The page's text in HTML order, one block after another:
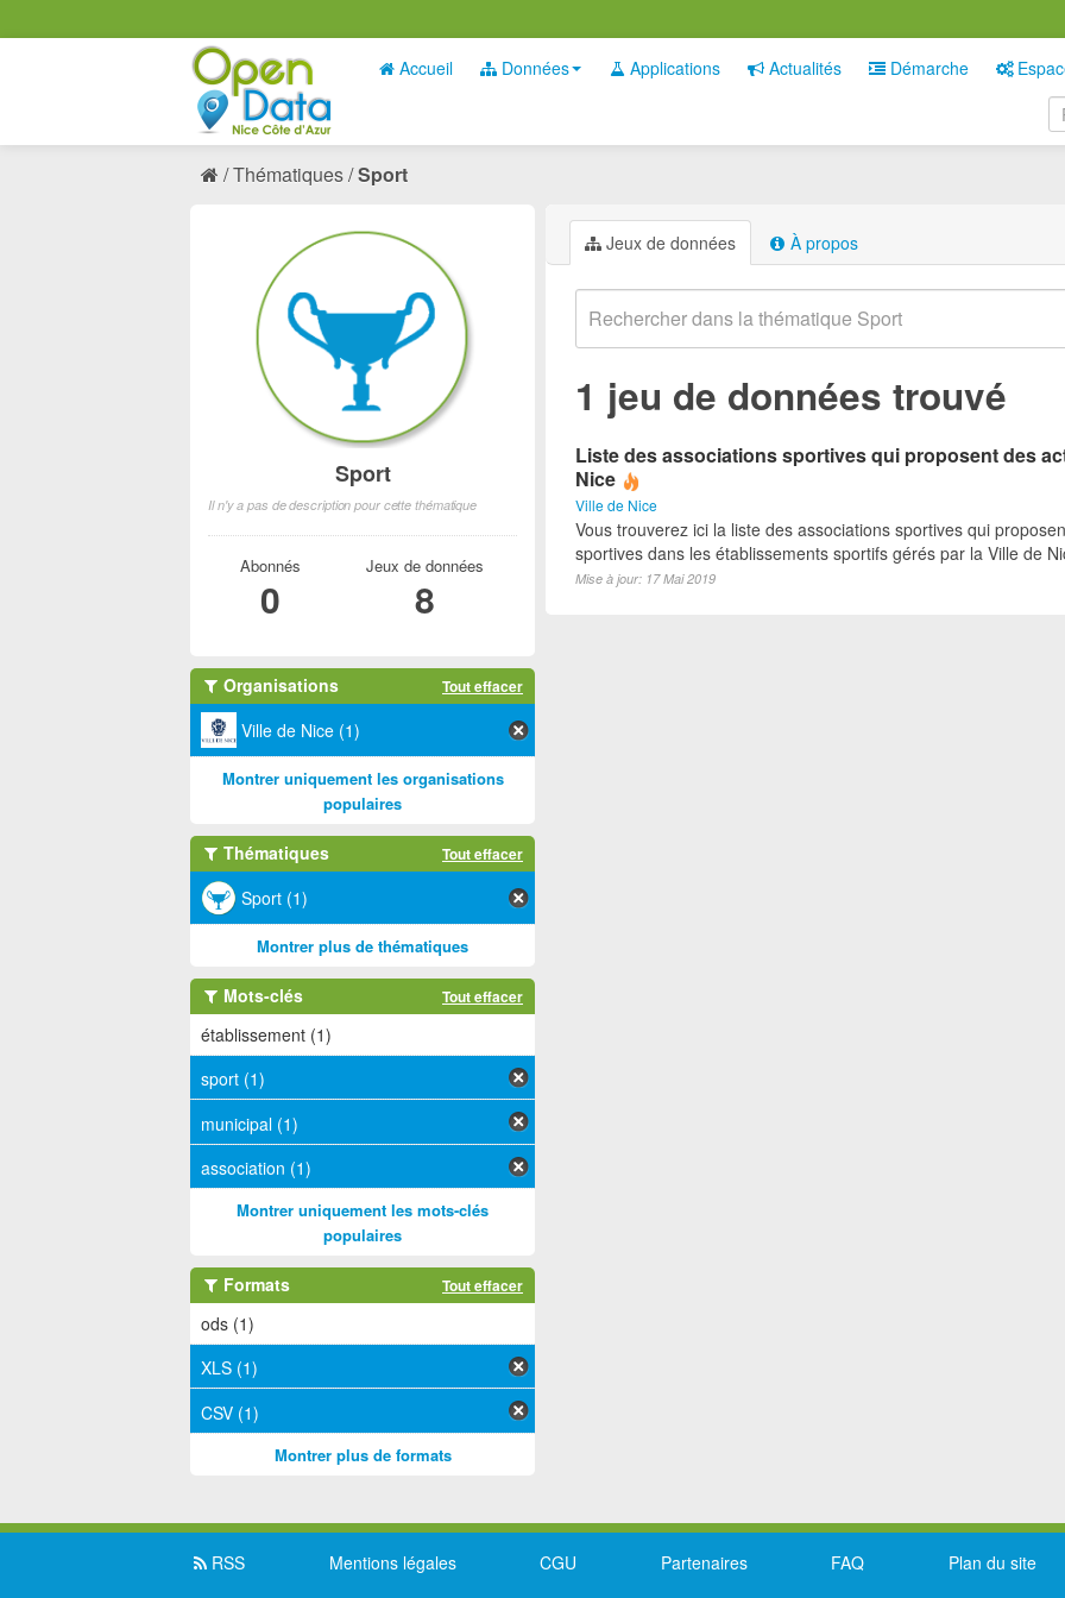
Accueil Données Applications Actualités Démarche
Thématiques Sport
Jeux de données À propos
1 jeu de données trouvé
Liste des associations sportives qui proposent des
Nice
Ville de Nice
Vous trouverez ici la liste des associations sportives qui
sportives dans les établissements sportifs gérés par la Ville de
Mise à jour: 17 Mai 2019
Sport
Il n'y a pas de description pour cette thématique
Abonnés
0
Jeux de données
8
Organisations Tout effacer
Ville de Nice (1)
Montrer uniquement les organisations
populaires
Thématiques Tout effacer
Sport (1)
Montrer plus de thématiques
Mots-clés Tout effacer
établissement (1)
sport (1)
municipal (1)
association (1)
Montrer uniquement les mots-clés
populaires
Formats Tout effacer
ods (1)
XLS (1)
CSV (1)
Montrer plus de formats
RSS Mentions légales CGU Partenaires FAQ Plan du site